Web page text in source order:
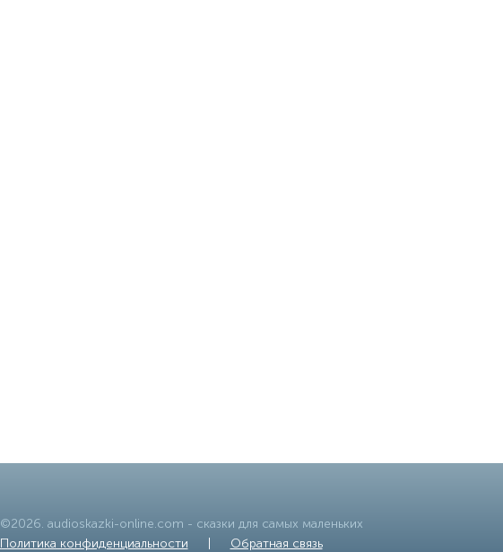
©2026. audioskazki-online.com - сказки для самых маленьких
Политика конфиденциальности
Обратная связь